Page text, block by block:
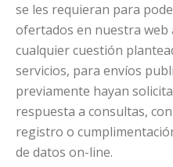
se les requieran para
ofertados en nuestra web
cualquier cuestión
servicios, para envíos
previamente hayan
respuesta a consultas,
registro o
de datos on-line.